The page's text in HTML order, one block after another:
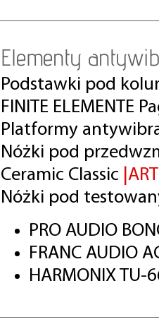
Elementy
Podstawki pod
FINITE ELEMENTE
Platformy
Nóżki pod
Ceramic Classic
Nóżki pod
PRO AUDIO
FRANC AUDIO
HARMONIX